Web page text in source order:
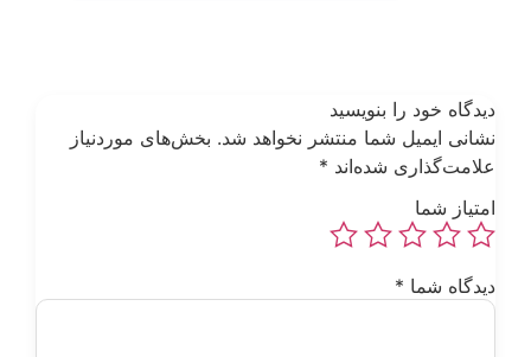
خود را بنویسید
ایمیل شما منتشر نخواهد شد. بخش‌های موردنیاز
شده‌اند*
شما
شما *